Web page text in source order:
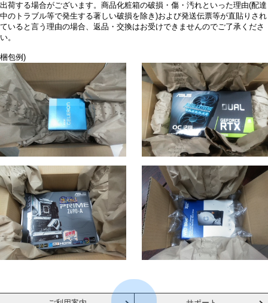
出荷する場合がございます。商品化粧箱の破損・傷・汚れといった理由(配達
中のトラブル等で発生する著しい破損を除き)および発送伝票等が直貼りされ
ていると言う理由の場合、返品・交換はお受けできませんのでご了承くださ
い。
梱包例)